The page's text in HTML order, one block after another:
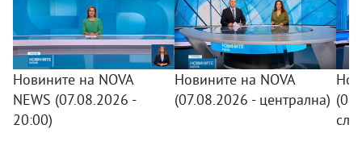
Новините на NOVA
NEWS (07.08.2026 -
20:00)
Новините на NOVA
(07.08.2026 - централна)